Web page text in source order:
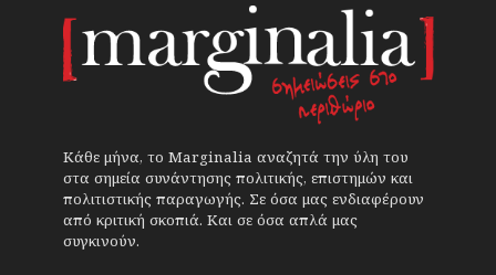
Κάθε μήνα, το Marginalia αναζητά την ύλη του
στα σημεία συνάντησης πολιτικής, επιστημών και
πολιτιστικής παραγωγής. Σε όσα μας ενδιαφέρουν
από κριτική σκοπιά. Και σε όσα απλά μας
συγκινούν.